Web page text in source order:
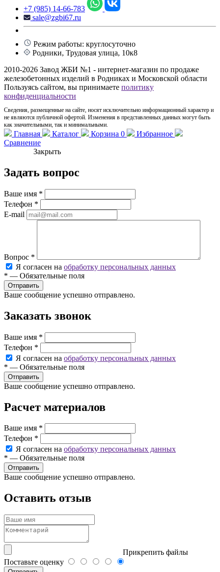
+7 (985) 14-66-783
sale@zgbi67.ru
Режим работы: круглосуточно
Родники, Трудовая улица, 10к8
2010-2026 Завод ЖБИ №1 - интернет-магазин по продаже
железобетонных изделий в Родниках и Московской области
Пользуясь сайтом, вы принимаете политику
конфиденциальности
Сведения, размещенные на сайте, носят исключительно информационный характер и
не являются публичной офертой. Изменения в представленных данных могут быть
как значительными, так и минимальными.
Главная Каталог Корзина 0
Избранное
Сравнение
Закрыть
Задать вопрос
Ваше имя *
Телефон *
E-mail
Вопрос *
Я согласен на обработку персональных данных
* — Обязательные поля
Ваше сообщение успешно отправлено.
Заказать звонок
Ваше имя *
Телефон *
Я согласен на обработку персональных данных
* — Обязательные поля
Ваше сообщение успешно отправлено.
Расчет материалов
Ваше имя *
Телефон *
Я согласен на обработку персональных данных
* — Обязательные поля
Ваше сообщение успешно отправлено.
Оставить отзыв
Прикрепить файлы
Поставьте оценку